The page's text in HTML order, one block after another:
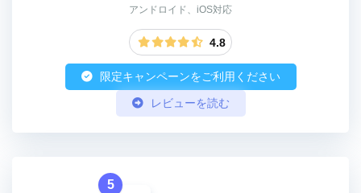
アンドロイド、iOS対応
4.8
限定キャンペーンをご利用ください
レビューを読む
5